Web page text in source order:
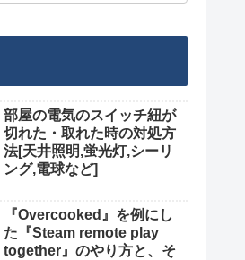
部屋の電気のスイッチ紐が
切れた・取れた時の対処方
法[天井照明,蛍光灯,シーリ
ング,電球など]
『Overcooked』を例にし
た『Steam remote play
together』のやり方と、そ